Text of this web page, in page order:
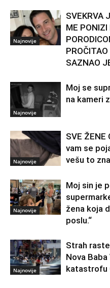
Najnovije
SVEKRVA
ME PONIZI
SAZNAO
Najnovije
Moj se
na kameri
Najnovije
SVE ŽENE
vam se
vešu to
Najnovije
Moj sin je
žena koja
poslu.“
Najnovije
Strah
Nova
katastrofu